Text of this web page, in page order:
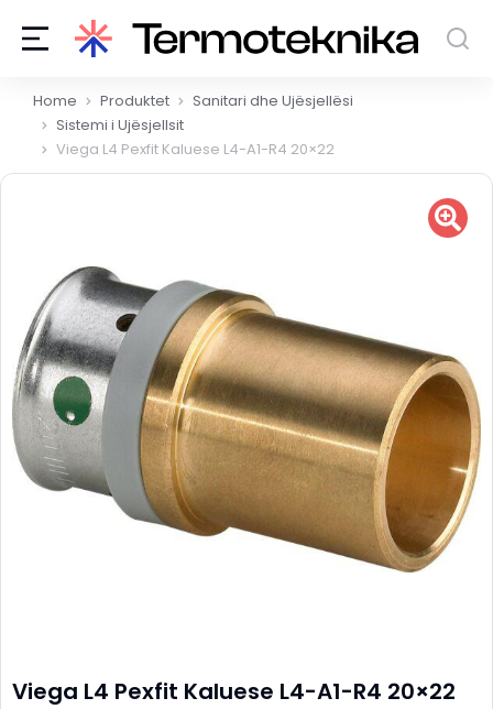
You are here:
Home Produktet
Sanitari dhe Ujësjellësi
Sistemi i Ujësjellsit
Viega L4 Pexfit Kaluese L4-A1-R4 20×22
Viega L4 Pexfit Kaluese L4-A1-R4 20×22